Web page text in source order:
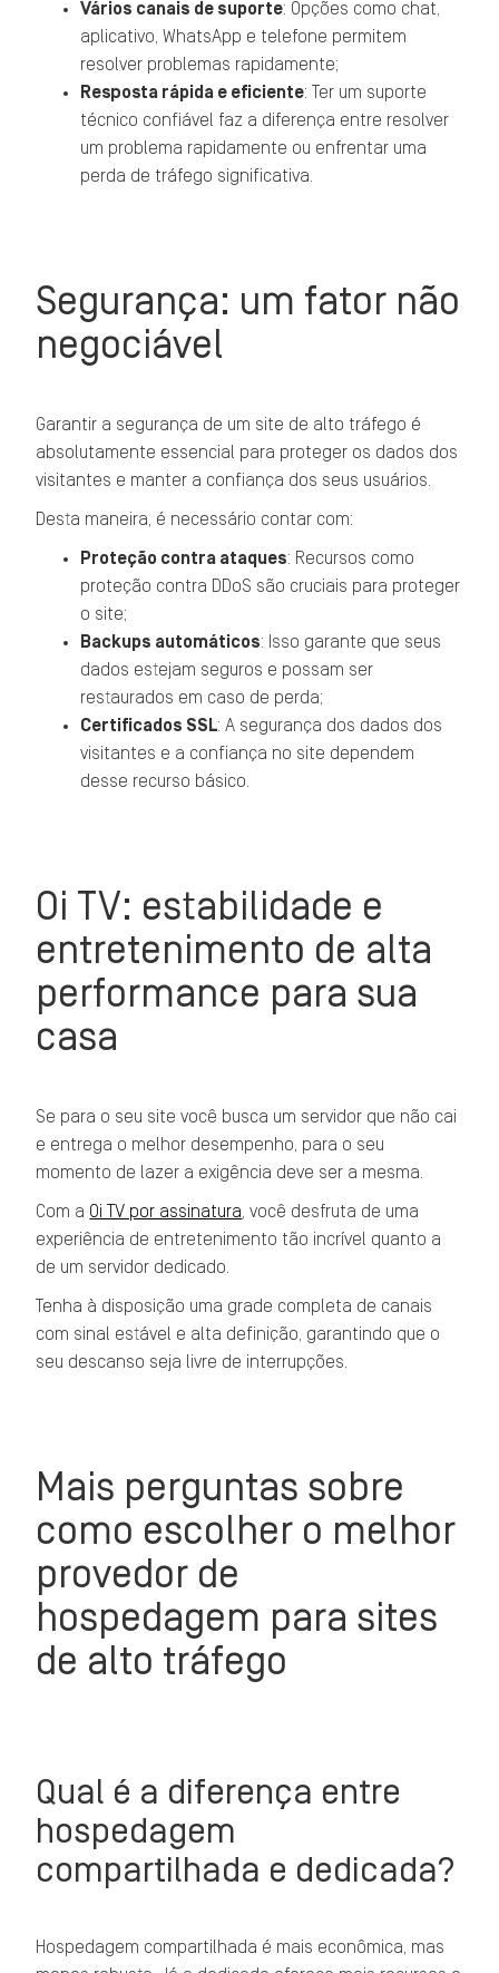
Vários canais de suporte: Opções como chat,
aplicativo, WhatsApp e telefone permitem
resolver problemas rapidamente;
Resposta rápida e eficiente: Ter um suporte
técnico confiável faz a diferença entre resolver
um problema rapidamente ou enfrentar uma
perda de tráfego significativa.
Segurança: um fator não
negociável
Garantir a segurança de um site de alto tráfego é
absolutamente essencial para proteger os dados dos
visitantes e manter a confiança dos seus usuários.
Desta maneira, é necessário contar com:
Proteção contra ataques: Recursos como
proteção contra DDoS são cruciais para proteger
o site;
Backups automáticos: Isso garante que seus
dados estejam seguros e possam ser
restaurados em caso de perda;
Certificados SSL: A segurança dos dados dos
visitantes e a confiança no site dependem
desse recurso básico.
Oi TV: estabilidade e
entretenimento de alta
performance para sua
casa
Se para o seu site você busca um servidor que não cai
e entrega o melhor desempenho, para o seu
momento de lazer a exigência deve ser a mesma.
Com a Oi TV por assinatura , você desfruta de uma
experiência de entretenimento tão incrível quanto a
de um servidor dedicado.
Tenha à disposição uma grade completa de canais
com sinal estável e alta definição, garantindo que o
seu descanso seja livre de interrupções.
Mais perguntas sobre
como escolher o melhor
provedor de
hospedagem para sites
de alto tráfego
Qual é a diferença entre
hospedagem
compartilhada e dedicada?
Hospedagem compartilhada é mais econômica, mas